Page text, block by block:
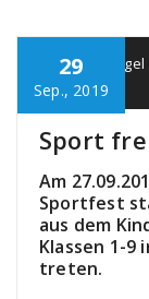
29
Sep., 2019
Schule Bürgel
TGS_Bürgel
Sport
Am
Sportfest
aus dem
Klassen 1-
treten.